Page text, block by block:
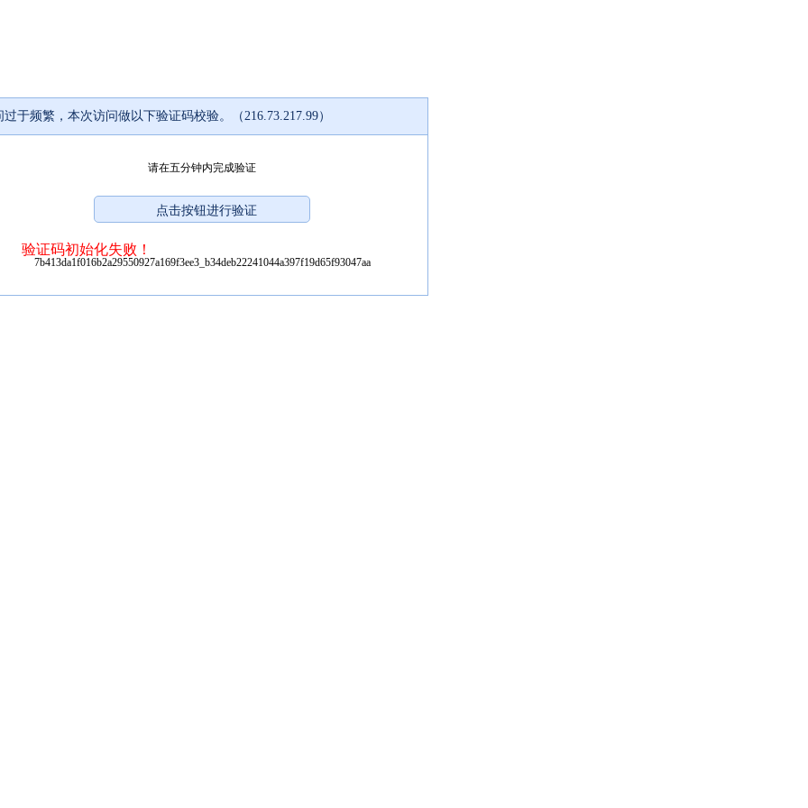
过于频繁，本次访问做以下验证码校验。（216.73.217.99）
请在五分钟内完成验证
验证码初始化失败！
7b413da1f016b2a29550927a169f3ee3_b34deb22241044a397f19d65f93047aa